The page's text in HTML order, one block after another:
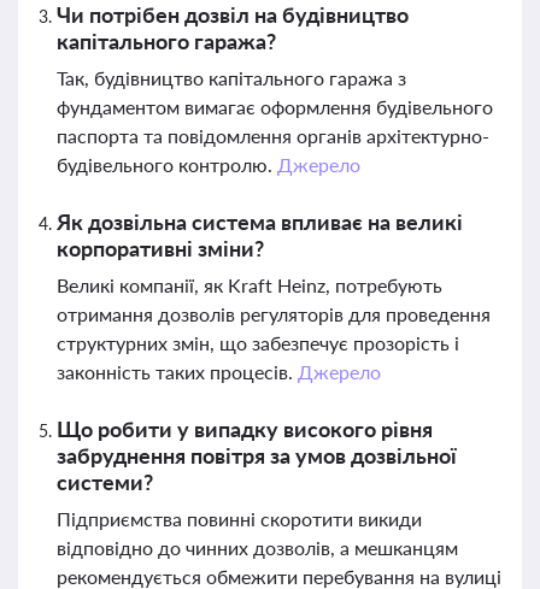
Чи потрібен дозвіл на будівництво
капітального гаража?
Так, будівництво капітального гаража з
фундаментом вимагає оформлення будівельного
паспорта та повідомлення органів архітектурно-
будівельного контролю. Джерело
Як дозвільна система впливає на великі
корпоративні зміни?
Великі компанії, як Kraft Heinz, потребують
отримання дозволів регуляторів для проведення
структурних змін, що забезпечує прозорість і
законність таких процесів. Джерело
Що робити у випадку високого рівня
забруднення повітря за умов дозвільної
системи?
Підприємства повинні скоротити викиди
відповідно до чинних дозволів, а мешканцям
рекомендується обмежити перебування на вулиці